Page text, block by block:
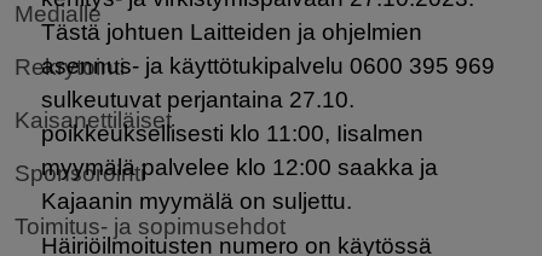
Medialle
Rekrytointi
Kaisanettiläiset
Sponsorointi
Toimitus- ja sopimusehdot
Tästä johtuen Laitteiden ja ohjelmien
asennus- ja käyttötukipalvelu 0600 395 969
sulkeutuvat perjantaina 27.10.
poikkeuksellisesti klo 11:00, Iisalmen
myymälä palvelee klo 12:00 saakka ja
Kajaanin myymälä on suljettu.
Häiriöilmoitusten numero on käytössä